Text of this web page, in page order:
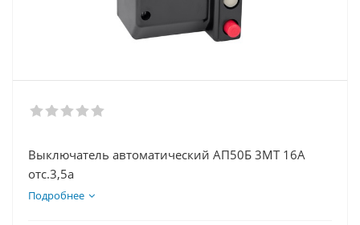
Выключатель автоматический АП50Б 3МТ 16А
отс.3,5а
Подробнее